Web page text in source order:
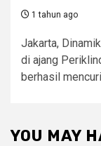
1 tahun ago
Jakarta,
di ajang
berhasil
YOU MAY